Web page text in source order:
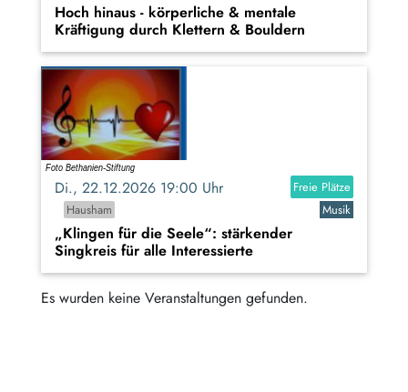
Hoch hinaus - körperliche & mentale
Kräftigung durch Klettern & Bouldern
Di., 22.12.2026 19:00 Uhr
Freie Plätze
Hausham
Musik
„Klingen für die Seele“: stärkender
Singkreis für alle Interessierte
Es wurden keine Veranstaltungen gefunden.